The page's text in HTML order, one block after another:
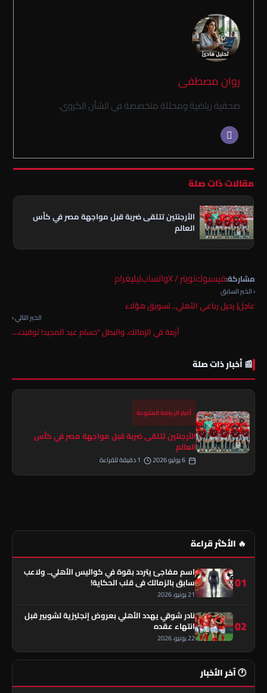
روان مصطفى
صحفية رياضية ومحللة متخصصة في الشأن الكروي.
مقالات ذات صلة
الأرجنتين تتلقى ضربة قبل مواجهة مصر في كأس
العالم
مشاركة:فيسبوكتويتر / X واتسابتيليغرام
‹ الخبر السابق
عاجل| رحيل رباعي الأهلي.. تسويق هؤلاء
الخبر التالي ›
أزمة في الزمالك. والبطل "حسام عبد المجيد! توقيت…
📰 أخبار ذات صلة
أخبار الرياضة المتنوعة
الأرجنتين تتلقى ضربة قبل مواجهة مصر في كأس
العالم
🔥 الأكثر قراءة
01
اسم مفاجئ يتردد بقوة في كواليس الأهلي.. ولاعب
سابق بالزمالك في قلب الحكاية!
21 يونيو، 2026
02
نادر شوقي يهدد الأهلي بعروض إنجليزية لشوبير قبل
انتهاء عقده
22 يونيو، 2026
🕐 آخر الأخبار